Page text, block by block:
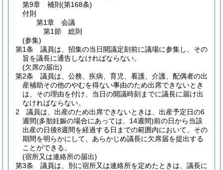
第9章
補則 (第168条)
付則
第1章
会議
第1節
総則
(参集)
第1条
議員は、招集の当日開議定刻前に議場に参集し、その
旨を議長に通告しなければならない。
(欠席の届出)
第2条
議員は、公務、疾病、育児、看護、介護、配偶者の出
産補助その他のやむを得ない事由のため出席できないとき
は、その理由を付け、当日の開議時刻までに議長に届け出
なければならない。
2
議員は、出産のため出席できないときは、出産予定日の6
週間(多胎妊娠の場合にあっては、14週間)前の日から当該
出産の日後8週間を経過する日までの範囲内において、その
期間を明らかにして、あらかじめ議長に欠席届を提出する
ことができる。
(宿所又は連絡所の届出)
第3条
議員は、別に宿所又は連絡所を定めたときは、議長に